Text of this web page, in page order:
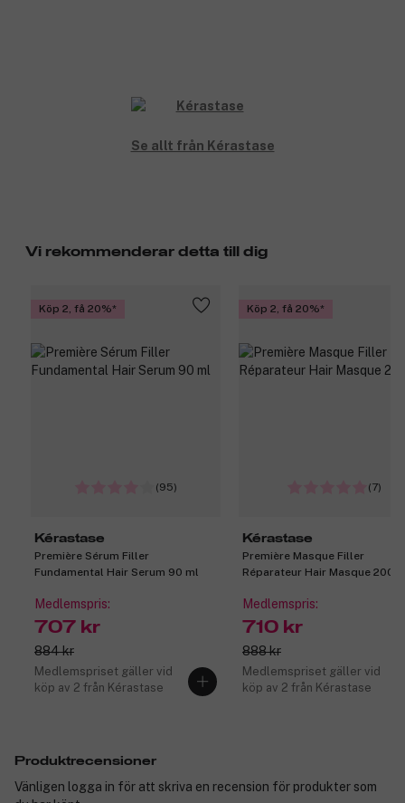
Se allt från Kérastase
Vi rekommenderar detta till dig
Köp 2, få 20%
(95)
Kérastase
Première Sérum Filler
Fundamental Hair Serum 90 ml
Medlemspris:
707 kr
884 kr
Medlemspriset gäller vid
köp av 2 från Kérastase
Köp 2, få 20%
(7)
Kérastase
Première Masque Filler
Réparateur Hair Masque 200
Medlemspris:
710 kr
888 kr
Medlemspriset gäller vid
köp av 2 från Kérastase
Produktrecensioner
Vänligen logga in för att skriva en recension för produkter som